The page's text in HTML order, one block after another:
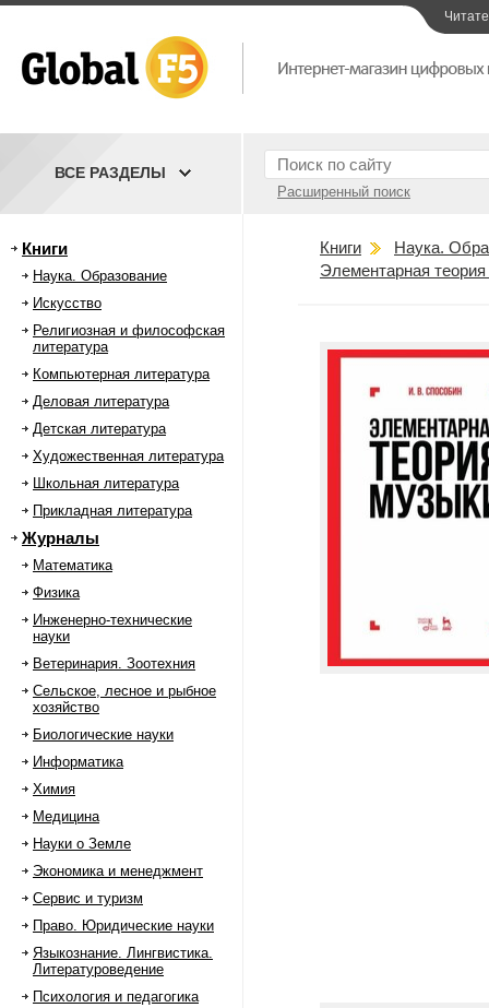
Расширенный поиск
ВСЕ РАЗДЕЛЫ
Книги
Наука. Образование
Искусство
Религиозная и философская
литература
Компьютерная литература
Деловая литература
Детская литература
Художественная литература
Школьная литература
Прикладная литература
Журналы
Математика
Физика
Инженерно-технические
науки
Ветеринария. Зоотехния
Сельское, лесное и рыбное
хозяйство
Биологические науки
Информатика
Химия
Медицина
Науки о Земле
Экономика и менеджмент
Сервис и туризм
Право. Юридические науки
Языкознание. Лингвистика.
Литературоведение
Психология и педагогика
Книги
Наука.
Элементарная